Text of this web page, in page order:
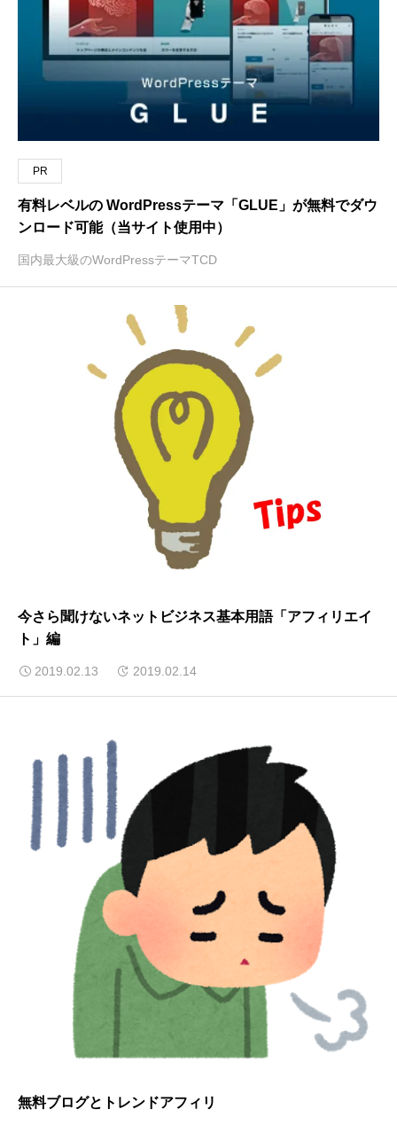
PR
有料レベルの WordPressテーマ「GLUE」が無料でダウ
ンロード可能（当サイト使用中）
国内最大級のWordPressテーマTCD
今さら聞けないネットビジネス基本用語「アフィリエイ
ト」編
2019.02.13 2019.02.14
無料ブログとトレンドアフィリ